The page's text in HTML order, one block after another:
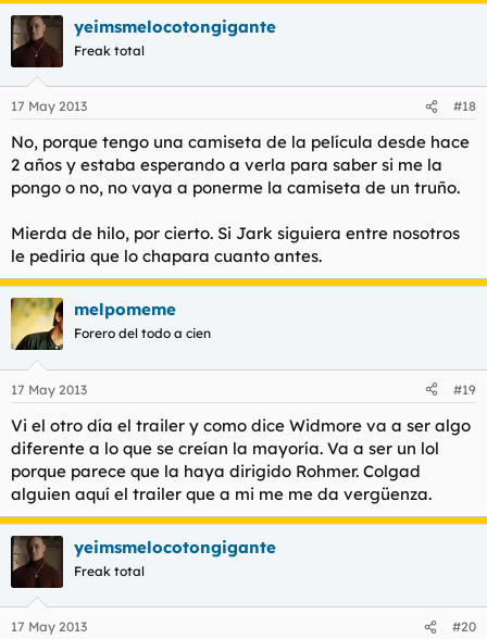
yeimsmelocotongigante
Freak total
17 May 2013 #18
No, porque tengo una camiseta de la película desde hace
2 años y estaba esperando a verla para saber si me la
pongo o no, no vaya a ponerme la camiseta de un truño.
Mierda de hilo, por cierto. Si Jark siguiera entre nosotros
le pediria que lo chapara cuanto antes.
melpomeme
Forero del todo a cien
17 May 2013 #19
Vi el otro día el trailer y como dice Widmore va a ser algo
diferente a lo que se creían la mayoría. Va a ser un lol
porque parece que la haya dirigido Rohmer. Colgad
alguien aquí el trailer que a mi me me da vergüenza.
yeimsmelocotongigante
Freak total
17 May 2013 #20